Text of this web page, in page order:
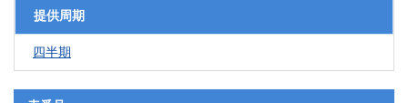
提供周期
四半期